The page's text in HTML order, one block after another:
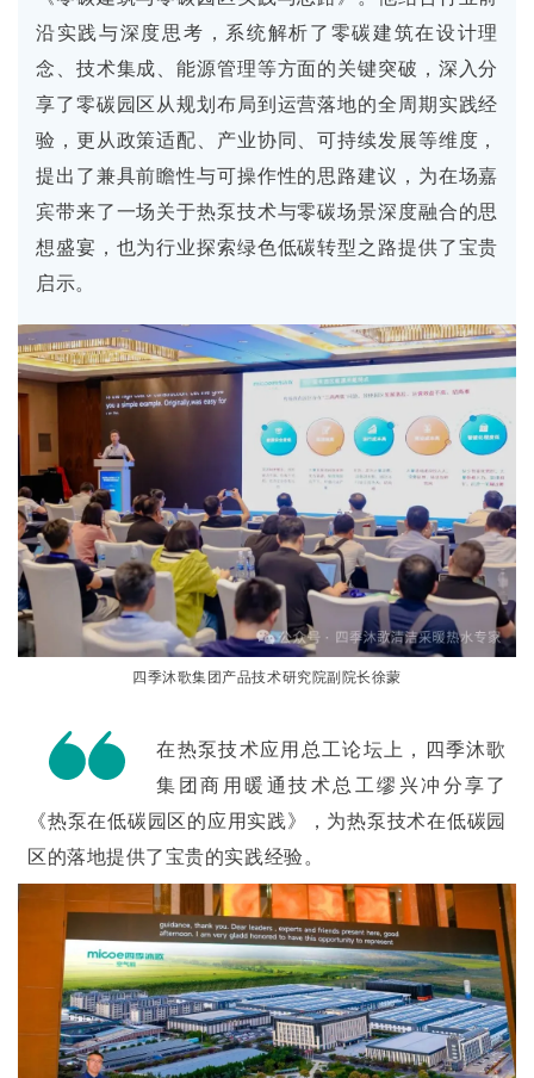
沿实践与深度思考，系统解析了零碳建筑在设计理
念、技术集成、能源管理等方面的关键突破，深入分
享了零碳园区从规划布局到运营落地的全周期实践经
验，更从政策适配、产业协同、可持续发展等维度，
提出了兼具前瞻性与可操作性的思路建议，为在场嘉
宾带来了一场关于热泵技术与零碳场景深度融合的思
想盛宴，也为行业探索绿色低碳转型之路提供了宝贵
启示。
四季沐歌集团产品技术研究院副院长徐蒙
在热泵技术应用总工论坛上，四季沐歌
集团商用暖通技术总工缪兴冲分享了
《热泵在低碳园区的应用实践》，为热泵技术在低碳园
区的落地提供了宝贵的实践经验。